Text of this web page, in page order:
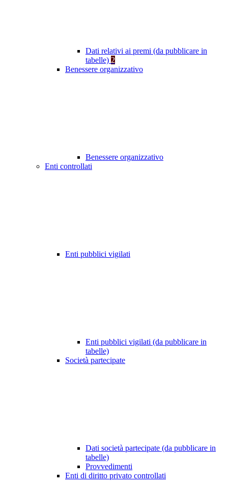
Dati relativi ai premi (da pubblicare in
tabelle) 2
Benessere organizzativo
Benessere organizzativo
Enti controllati
Enti pubblici vigilati
Enti pubblici vigilati (da pubblicare in
tabelle)
Società partecipate
Dati società partecipate (da pubblicare in
tabelle)
Provvedimenti
Enti di diritto privato controllati